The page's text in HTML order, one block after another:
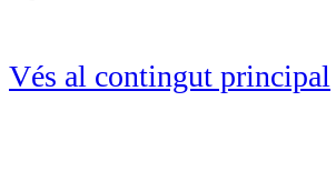
Vés al contingut principal